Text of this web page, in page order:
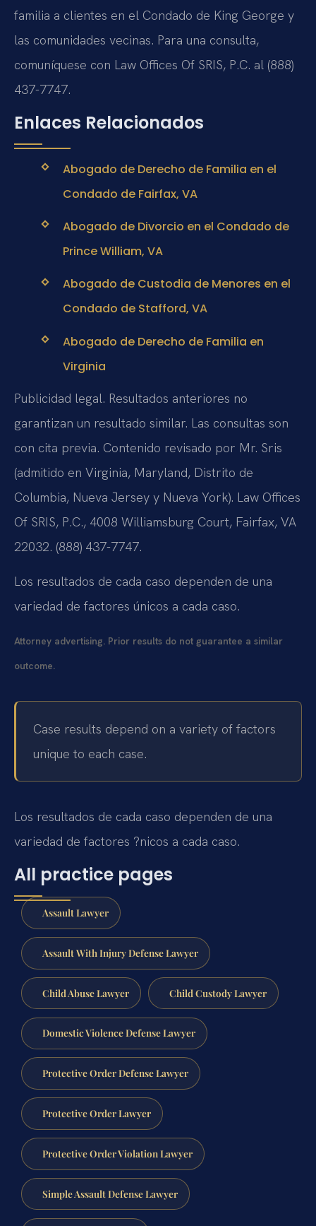
familia a clientes en el Condado de King George y
las comunidades vecinas. Para una consulta,
comuníquese con Law Offices Of SRIS, P.C. al (888)
437-7747.
Enlaces Relacionados
Abogado de Derecho de Familia en el
Condado de Fairfax, VA
Abogado de Divorcio en el Condado de
Prince William, VA
Abogado de Custodia de Menores en el
Condado de Stafford, VA
Abogado de Derecho de Familia en
Virginia
Publicidad legal. Resultados anteriores no
garantizan un resultado similar. Las consultas son
con cita previa. Contenido revisado por Mr. Sris
(admitido en Virginia, Maryland, Distrito de
Columbia, Nueva Jersey y Nueva York). Law Offices
Of SRIS, P.C., 4008 Williamsburg Court, Fairfax, VA
22032. (888) 437-7747.
Los resultados de cada caso dependen de una
variedad de factores únicos a cada caso.
Attorney advertising. Prior results do not guarantee a similar
outcome.
Case results depend on a variety of factors
unique to each case.
Los resultados de cada caso dependen de una
variedad de factores ?nicos a cada caso.
All practice pages
Assault Lawyer
Assault With Injury Defense Lawyer
Child Abuse Lawyer Child Custody Lawyer
Domestic Violence Defense Lawyer
Protective Order Defense Lawyer
Protective Order Lawyer
Protective Order Violation Lawyer
Simple Assault Defense Lawyer